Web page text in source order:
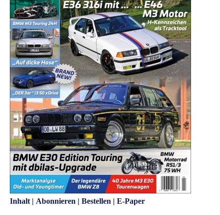
Inhalt| Abonnieren | Bestellen | E-Paper